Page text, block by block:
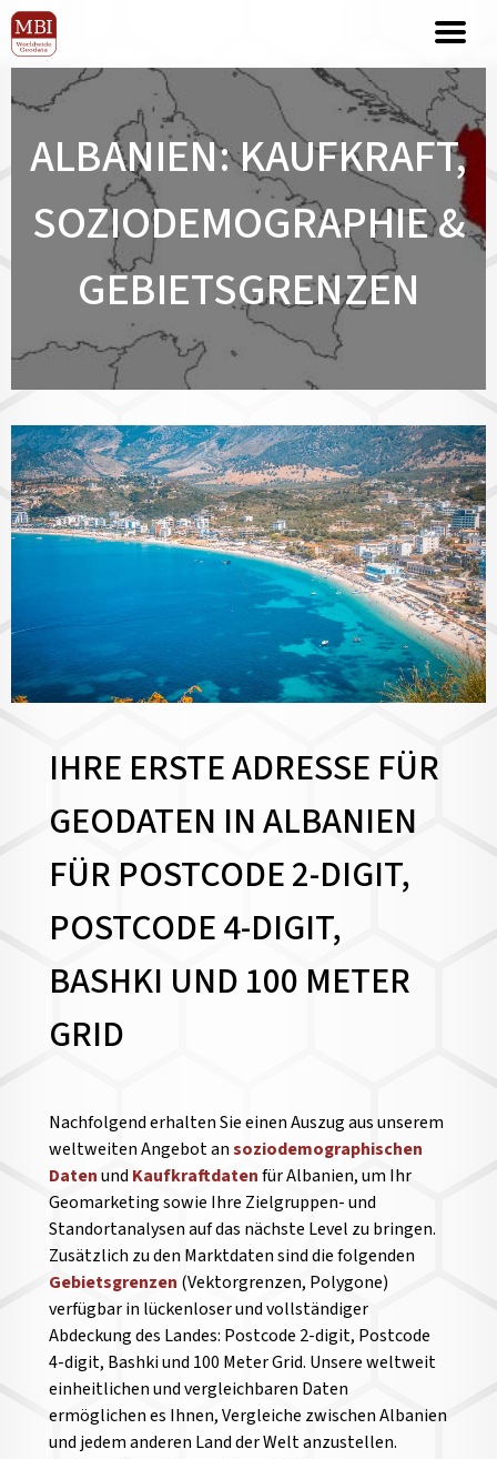
ALBANIEN: KAUFKRAFT,
SOZIODEMOGRAPHIE &
GEBIETSGRENZEN
IHRE ERSTE ADRESSE FÜR
GEODATEN IN ALBANIEN
FÜR POSTCODE 2-DIGIT,
POSTCODE 4-DIGIT,
BASHKI UND 100 METER
GRID
Nachfolgend erhalten Sie einen Auszug aus unserem
weltweiten Angebot ansoziodemographischen
DatenundKaufkraftdatenfür Albanien, um Ihr
Geomarketing sowie Ihre Zielgruppen- und
Standortanalysen auf das nächste Level zu bringen.
Zusätzlich zu den Marktdaten sind die folgenden
Gebietsgrenzen (Vektorgrenzen, Polygone)
verfügbar in lückenloser und vollständiger
Abdeckung des Landes: Postcode 2-digit, Postcode
4-digit, Bashki und 100 Meter Grid. Unsere weltweit
einheitlichen und vergleichbaren Daten
ermöglichen es Ihnen, Vergleiche zwischen Albanien
und jedem anderen Land der Welt anzustellen.